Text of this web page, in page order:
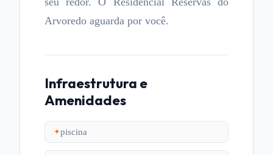
Arvoredo aguarda por você.
Infraestrutura e
Amenidades
✦piscina